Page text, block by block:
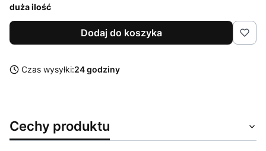
duża ilość
Dodaj do koszyka
Czas wysyłki:24 godziny
Cechy produktu